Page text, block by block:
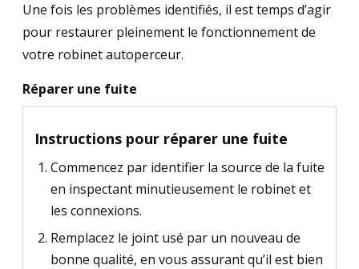
Une fois les problèmes identifiés, il est temps d’agir
pour restaurer pleinement le fonctionnement de
votre robinet autoperceur.
Réparer une fuite
Instructions pour réparer une fuite
Commencez par identifier la source de la fuite
en inspectant minutieusement le robinet et
les connexions.
Remplacez le joint usé par un nouveau de
bonne qualité, en vous assurant qu’il est bien